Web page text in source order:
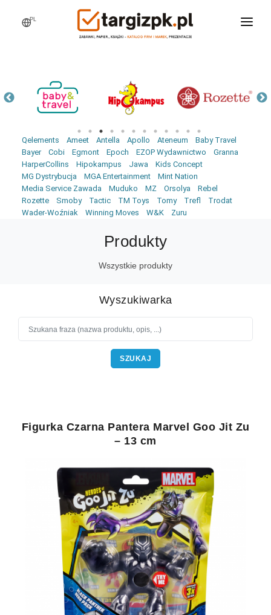
PL
PRODUKTY
AKTUALNOŚCI
LOGOWANIE
REJESTRACJA
Qelements Ameet Antella Apollo Ateneum
Baby Travel
Bayer
Cobi Egmont Epoch EZOP Wydawnictwo
Granna
HarperCollins
Hipokampus Jawa
Kids Concept
MG Dystrybucja
MGA Entertainment
Mint Nation
Media Service Zawada
Muduko MZ Orsolya
Rebel
Rozette
Smoby Tactic TM Toys Tomy Trefl
Trodat
Wader-Woźniak
Winning Moves W&K Zuru
Produkty
Wszystkie produkty
Wyszukiwarka
SZUKAJ
Figurka Czarna Pantera Marvel Goo Jit Zu
– 13 cm